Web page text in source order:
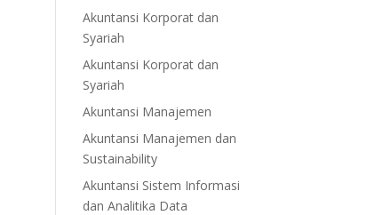
Akuntansi Korporat dan
Syariah
Akuntansi Korporat dan
Syariah
Akuntansi Manajemen
Akuntansi Manajemen dan
Sustainability
Akuntansi Sistem Informasi
dan Analitika Data